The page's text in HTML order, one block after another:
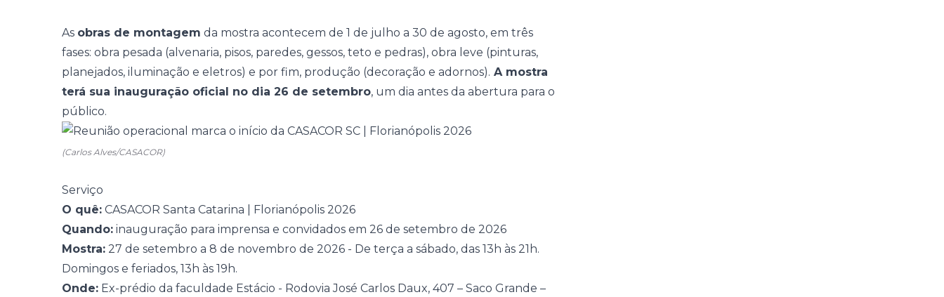
As obras de montagem da mostra acontecem de 1 de julho a 30 de agosto, em três
fases: obra pesada (alvenaria, pisos, paredes, gessos, teto e pedras), obra leve (pinturas,
planejados, iluminação e eletros) e por fim, produção (decoração e adornos). A mostra
terá sua inauguração oficial no dia 26 de setembro, um dia antes da abertura para o
público.
(Carlos Alves/CASACOR)
Serviço
O quê: CASACOR Santa Catarina | Florianópolis 2026
Quando: inauguração para imprensa e convidados em 26 de setembro de 2026
Mostra: 27 de setembro a 8 de novembro de 2026 - De terça a sábado, das 13h às 21h.
Domingos e feriados, 13h às 19h.
Onde: Ex-prédio da faculdade Estácio - Rodovia José Carlos Daux, 407 – Saco Grande –